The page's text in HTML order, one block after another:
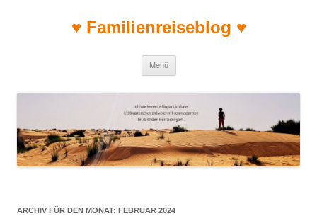
♥ Familienreiseblog ♥
Menü
ARCHIV FÜR DEN MONAT: FEBRUAR 2024